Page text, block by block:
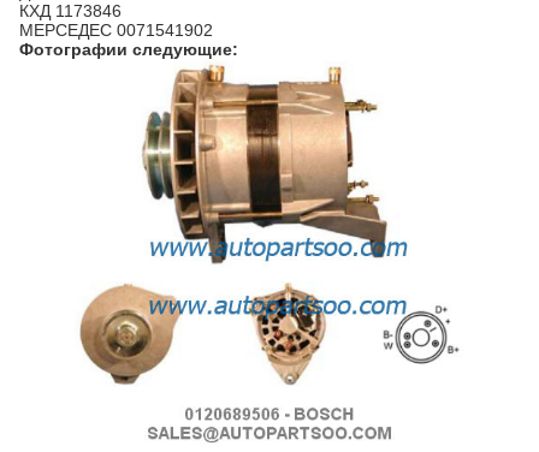
КХД 1173846
МЕРСЕДЕС 0071541902
Фотографии следующие: